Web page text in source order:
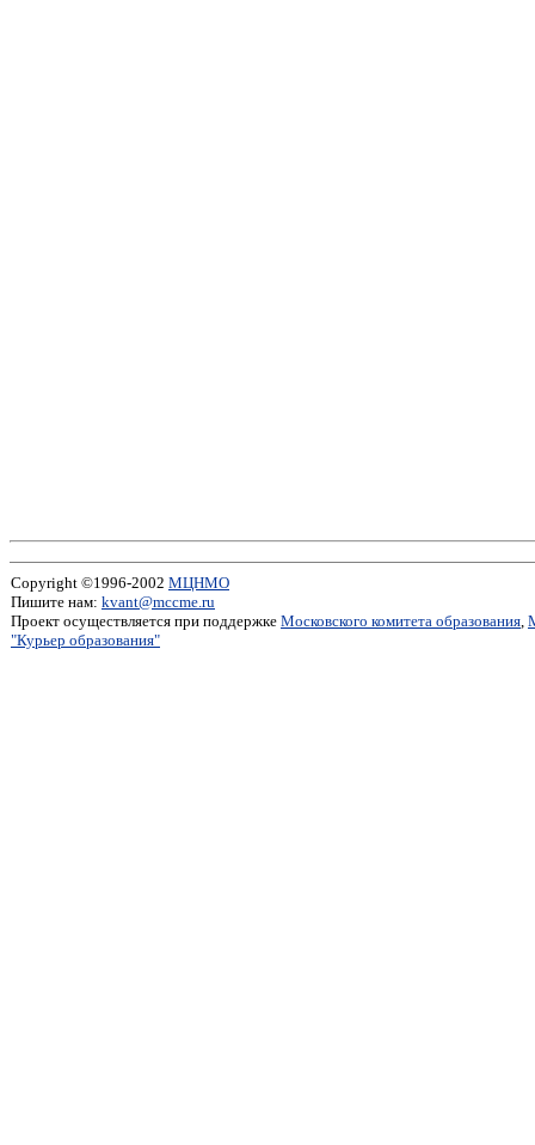
Copyright ©1996-2002 МЦНМО
Пишите нам: kvant@mccme.ru
Проект осуществляется при поддержке Московского комитета образования,
"Курьер образования"